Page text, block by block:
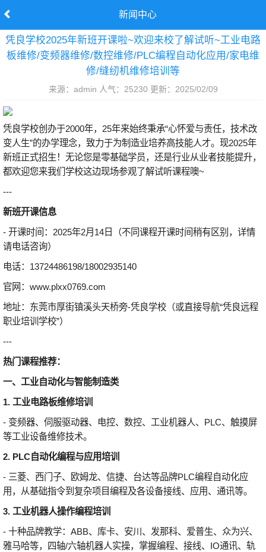
新闻中心
凭良学校2025年新班开课啦~欢迎来校了解试听~工业电路
板维修/变频器维修/数控维修/PLC编程自动化应用/家电维
修/缝纫机维修培训等
来源：admin 人气：25230 更新：2025/02/09
凭良学校创办于2000年，25年来始终秉承“心怀爱与责任，技术改
变人生”的办学理念，致力于为制造业培养高技能人才。现2025年
新班正式招生！无论您是零基础学员，还是行业从业者技能提升，
都欢迎您来我们学校这边现场参观了解试听课程噢~
---
新班开课信息
- 开课时间：2025年2月14日（不同课程开课时间稍有区别，详情
请电话咨询）
电话：13724486198/18002935140
官网：www.plxx0769.com
地址：东莞市厚街镇溪头天桥旁-凭良学校（或直接导航“凭良远程
职业培训学校”）
---
热门课程推荐：
一、工业自动化与智能制造类
1. 工业电路板维修培训
- 变频器、伺服驱动器、电控、数控、工业机器人、PLC、触摸屏
等工业设备维修技术。
2. PLC自动化编程与应用培训
- 三菱、西门子、欧姆龙、信捷、台达等品牌PLC编程自动化应
用，从基础指令到复杂项目编程及各设备接线、应用、通讯等。
3. 工业机器人操作编程培训
- 十种品牌教学：ABB、库卡、安川、发那科、爱普生、众为兴、
雅马哈等，四轴/六轴机器人实操，掌握编程、接线、IO通讯、轨